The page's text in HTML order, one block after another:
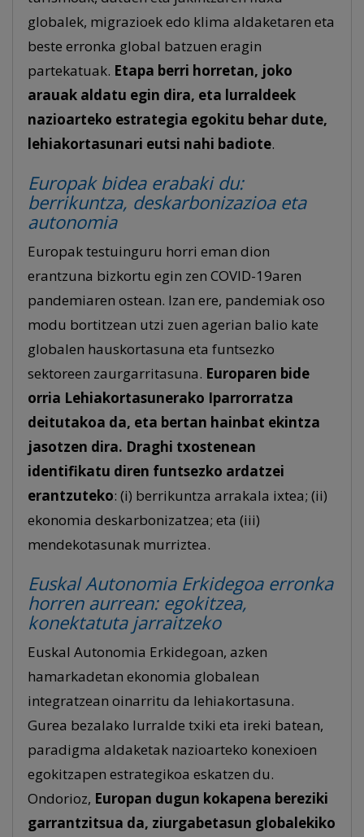
globalek, migrazioek edo klima aldaketaren eta
beste erronka global batzuen eragin
partekatuak. Etapa berri horretan, joko
arauak aldatu egin dira, eta lurraldeek
nazioarteko estrategia egokitu behar dute,
lehiakortasunari eutsi nahi badiote.
Europak bidea erabaki du:
berrikuntza, deskarbonizazioa eta
autonomia
Europak testuinguru horri eman dion
erantzuna bizkortu egin zen COVID-19aren
pandemiaren ostean. Izan ere, pandemiak oso
modu bortitzean utzi zuen agerian balio kate
globalen hauskortasuna eta funtsezko
sektoreen zaurgarritasuna. Europaren bide
orria Lehiakortasunerako Iparrorratza
deitutakoa da, eta bertan hainbat ekintza
jasotzen dira. Draghi txostenean
identifikatu diren funtsezko ardatzei
erantzuteko: (i) berrikuntza arrakala ixtea; (ii)
ekonomia deskarbonizatzea; eta (iii)
mendekotasunak murriztea.
Euskal Autonomia Erkidegoa erronka
horren aurrean: egokitzea,
konektatuta jarraitzeko
Euskal Autonomia Erkidegoan, azken
hamarkadetan ekonomia globalean
integratzean oinarritu da lehiakortasuna.
Gurea bezalako lurralde txiki eta ireki batean,
paradigma aldaketak nazioarteko konexioen
egokitzapen estrategikoa eskatzen du.
Ondorioz, Europan dugun kokapena bereziki
garrantzitsua da, ziurgabetasun globalekiko